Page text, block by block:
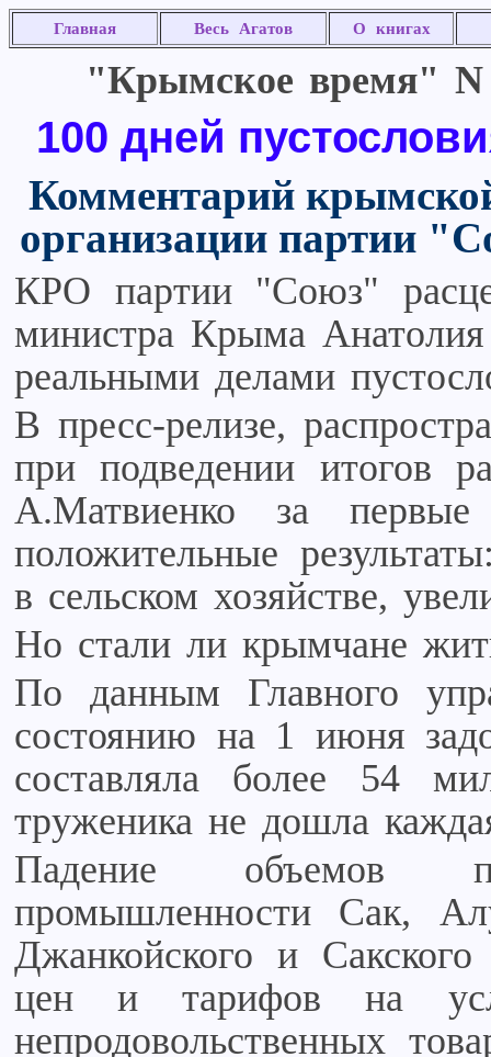
Главная Весь Агатов О книгах
"Крымское время" N
100 дней
Комментарий
организации партии
КРО партии "Союз"
министра Крыма Анатолия
реальными делами
В пресс-релизе,
при подведении итогов
А.Матвиенко за
положительные
в сельском хозяйстве,
Но стали ли крымчане
По данным Главного
состоянию на 1 июня
составляла более 54
труженика не дошла
Падение объемов
промышленности Сак,
Джанкойского и
цен и тарифов на
непродовольственных